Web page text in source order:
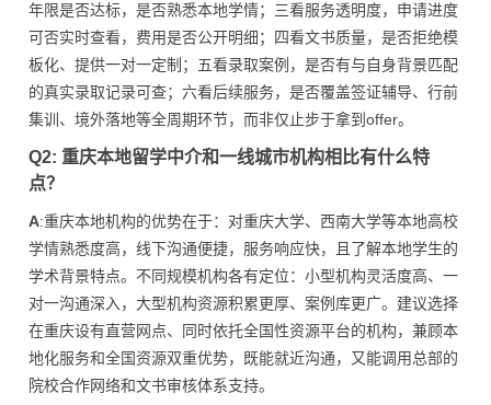
年限是否达标，是否熟悉本地学情；三看服务透明度，申请进度
可否实时查看，费用是否公开明细；四看文书质量，是否拒绝模
板化、提供一对一定制；五看录取案例，是否有与自身背景匹配
的真实录取记录可查；六看后续服务，是否覆盖签证辅导、行前
集训、境外落地等全周期环节，而非仅止步于拿到offer。
Q2: 重庆本地留学中介和一线城市机构相比有什么特
点？
A:重庆本地机构的优势在于：对重庆大学、西南大学等本地高校
学情熟悉度高，线下沟通便捷，服务响应快，且了解本地学生的
学术背景特点。不同规模机构各有定位：小型机构灵活度高、一
对一沟通深入，大型机构资源积累更厚、案例库更广。建议选择
在重庆设有直营网点、同时依托全国性资源平台的机构，兼顾本
地化服务和全国资源双重优势，既能就近沟通，又能调用总部的
院校合作网络和文书审核体系支持。